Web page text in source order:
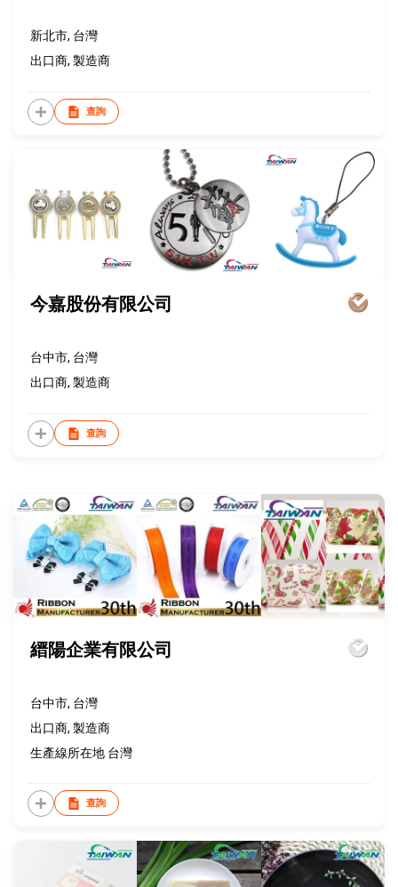
新北市, 台灣
出口商, 製造商
查詢
今嘉股份有限公司
台中市, 台灣
出口商, 製造商
查詢
縉陽企業有限公司
台中市, 台灣
出口商, 製造商
生產線所在地 台灣
查詢